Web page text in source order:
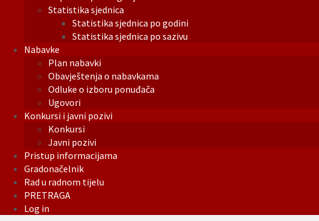
Statistika sjednica
Statistika sjednica po godini
Statistika sjednica po sazivu
Nabavke
Plan nabavki
Obavještenja o nabavkama
Odluke o izboru ponuđača
Ugovori
Konkursi i javni pozivi
Konkursi
Javni pozivi
Pristup informacijama
Gradonačelnik
Rad u radnom tijelu
PRETRAGA
Log in